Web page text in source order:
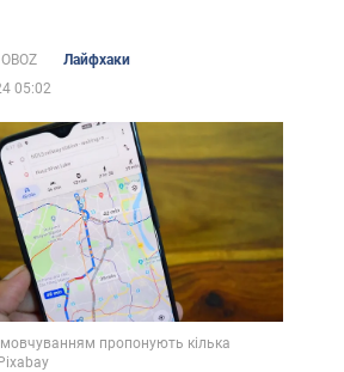
Лайфхаки
05:02
пропонують кілька